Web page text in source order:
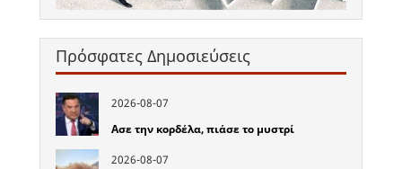
Πρόσφατες Δημοσιεύσεις
2026-08-07
Ασε την κορδέλα, πιάσε το μυστρί
2026-08-07